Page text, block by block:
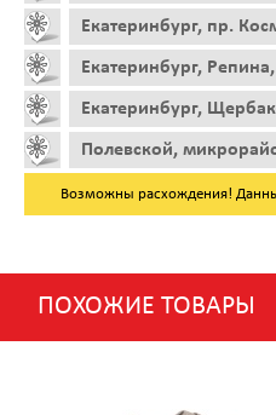
Екатеринбург, пр.
Екатеринбург,
Екатеринбург,
Полевской,
Возможны расхождения!
ПОХОЖИЕ ТОВАРЫ